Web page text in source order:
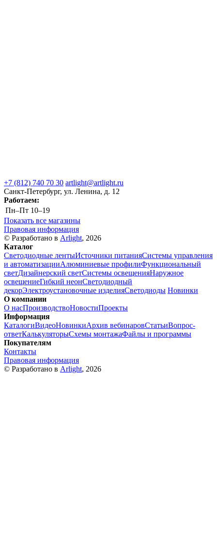
+7 (812) 740 70 30 artlight@artlight.ru
Санкт-Петербург, ул. Ленина, д. 12
Работаем:
Пн–Пт 10–19
Показать все магазины
Правовая информация
© Разработано в Arlight, 2026
Каталог
Светодиодные лентыИсточники питанияСистемы управления
и автоматизацииАлюминиевые профилиФункциональный
светДизайнерский светСистемы освещенияНаружное
освещениеГибкий неонСветодиодный
декорЭлектроустановочные изделияСветодиоды Новинки
О компании
О насПроизводствоНовостиПроекты
Информация
КаталогиВидеоНовинкиАрхив вебинаровСтатьиВопрос-
ответКалькуляторыСхемы монтажаФайлы и программы
Покупателям
Контакты
Правовая информация
© Разработано в Arlight, 2026